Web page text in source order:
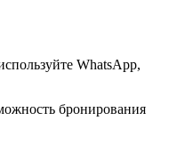
городов на Волге.
посещают
великолепную церковь
XVII века и
WhatsApp,
бронирования